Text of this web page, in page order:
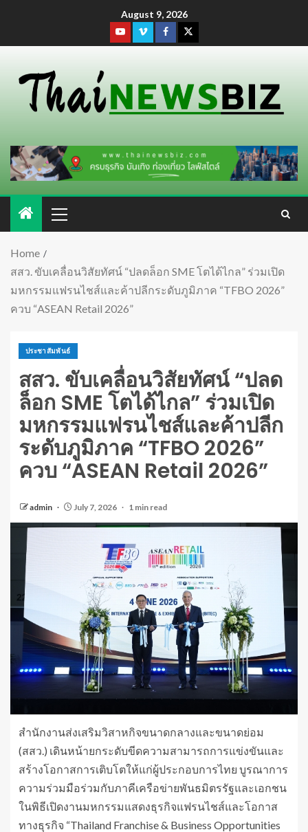
August 9, 2026
Home
สสว. ขับเคลื่อนวิสัยทัศน์ “ปลดล็อก SME โตได้ไกล” ร่วมเปิด
มหกรรมแฟรนไชส์และค้าปลีกระดับภูมิภาค “TFBO 2026”
ควบ “ASEAN Retail 2026”
ประชาสัมพันธ์
สสว. ขับเคลื่อนวิสัยทัศน์ “ปลด
ล็อก SME โตได้ไกล” ร่วมเปิด
มหกรรมแฟรนไชส์และค้าปลีก
ระดับภูมิภาค “TFBO 2026”
ควบ “ASEAN Retail 2026”
admin July 7, 2026 1 min read
สำนักงานส่งเสริมวิสาหกิจขนาดกลางและขนาดย่อม
(สสว.) เดินหน้ายกระดับขีดความสามารถการแข่งขันและ
สร้างโอกาสการเติบโตให้แก่ผู้ประกอบการไทย บูรณาการ
ความร่วมมือร่วมกับภาคีเครือข่ายพันธมิตรรัฐและเอกชน
ในพิธีเปิดงานมหกรรมแสดงธุรกิจแฟรนไชส์และโอกาส
ทางธุรกิจ “Thailand Franchise & Business Opportunities